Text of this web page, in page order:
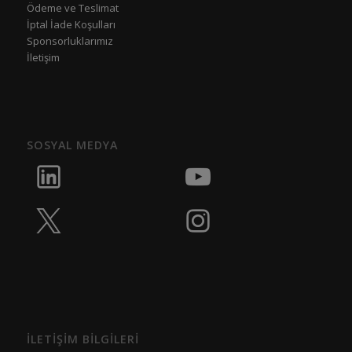
Ödeme ve Teslimat
İptal İade Koşulları
Sponsorluklarımız
İletişim
SOSYAL MEDYA
İLETİŞİM BİLGİLERİ